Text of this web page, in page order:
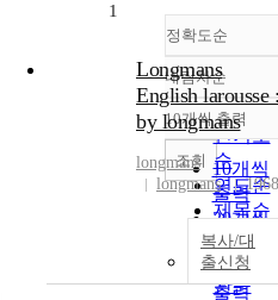
정확도순
정확도
순
인기도
순
연도순
제목순
저자순
발행기
관순
내림차순
내림차
10개씩 출력
10개씩
출력
20개씩
출력
30개씩
출력
조회
1
Longmans
English larousse :
by longmans
longmans
longmans
1968
복사/대
출신청